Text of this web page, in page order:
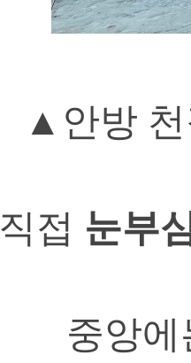
▲안방 천
직접 눈부
중앙